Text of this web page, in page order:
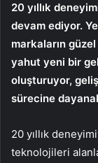
20 yıllık
devam ediyor.
markaların
yahut yeni bir
oluşturuyor,
sürecine
20 yıllık
teknolojileri